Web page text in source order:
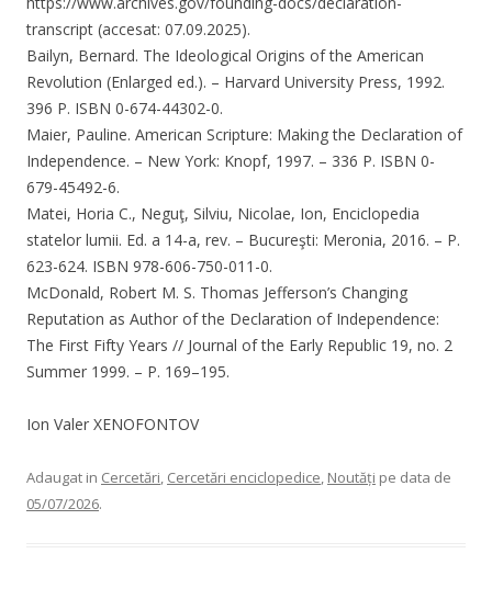
transcript (accesat: 07.09.2025).
Bailyn, Bernard. The Ideological Origins of the American
Revolution (Enlarged ed.). – Harvard University Press, 1992.
396 P. ISBN 0-674-44302-0.
Maier, Pauline. American Scripture: Making the Declaration of
Independence. – New York: Knopf, 1997. – 336 P. ISBN 0-
679-45492-6.
Matei, Horia C., Neguţ, Silviu, Nicolae, Ion, Enciclopedia
statelor lumii. Ed. a 14-a, rev. – Bucureşti: Meronia, 2016. – P.
623-624. ISBN 978-606-750-011-0.
McDonald, Robert M. S. Thomas Jefferson’s Changing
Reputation as Author of the Declaration of Independence:
The First Fifty Years // Journal of the Early Republic 19, no. 2
Summer 1999. – P. 169–195.
Ion Valer XENOFONTOV
Adaugat in Cercetări, Cercetări enciclopedice, Noutăți pe data de
05/07/2026.